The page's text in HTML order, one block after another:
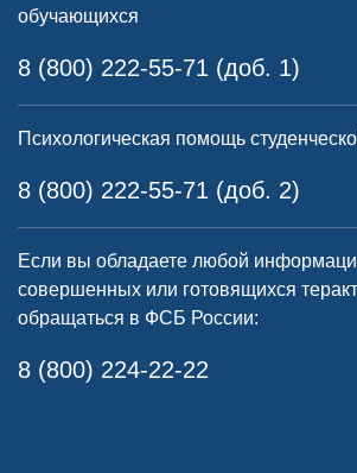
обучающихся
8 (800) 222-55-71 (доб. 1)
Психологическая помощь
8 (800) 222-55-71 (доб. 2)
Если вы обладаете любой
совершенных или готовящихся
обращаться в ФСБ России:
8 (800) 224-22-22